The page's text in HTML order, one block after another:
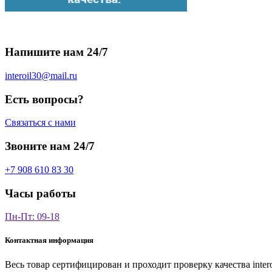
Напишите нам 24/7
interoil30@mail.ru
Есть вопросы?
Связаться с нами
Звоните нам 24/7
+7 908 610 83 30
Часы работы
Пн-Пт: 09-18
Контактная информация
Весь товар сертифицирован и проходит проверку качества